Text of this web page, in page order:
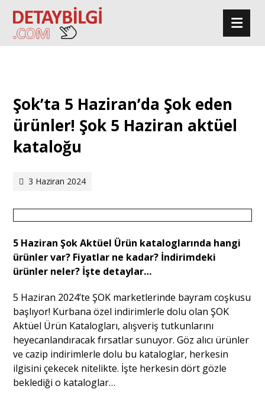
Şok’ta 5 Haziran’da Şok eden
ürünler! Şok 5 Haziran aktüel
kataloğu
3 Haziran 2024
5 Haziran Şok Aktüel Ürün kataloglarında hangi
ürünler var? Fiyatlar ne kadar? İndirimdeki
ürünler neler? İşte detaylar…
5 Haziran 2024’te ŞOK marketlerinde bayram coşkusu
başlıyor! Kurbana özel indirimlerle dolu olan ŞOK
Aktüel Ürün Katalogları, alışveriş tutkunlarını
heyecanlandıracak fırsatlar sunuyor. Göz alıcı ürünler
ve cazip indirimlerle dolu bu kataloglar, herkesin
ilgisini çekecek nitelikte. İşte herkesin dört gözle
beklediği o kataloglar…